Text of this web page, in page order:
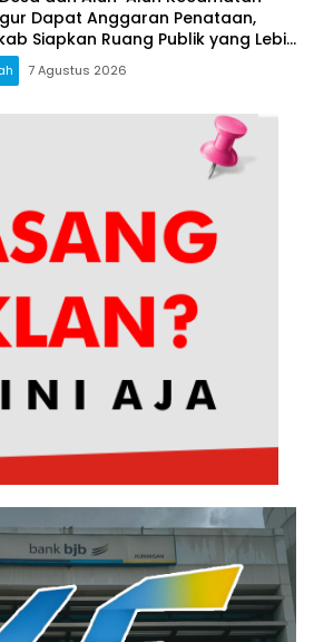
Dapat Anggaran Penataan,
Siapkan Ruang Publik yang Lebih
dan Nyaman
7 Agustus 2026